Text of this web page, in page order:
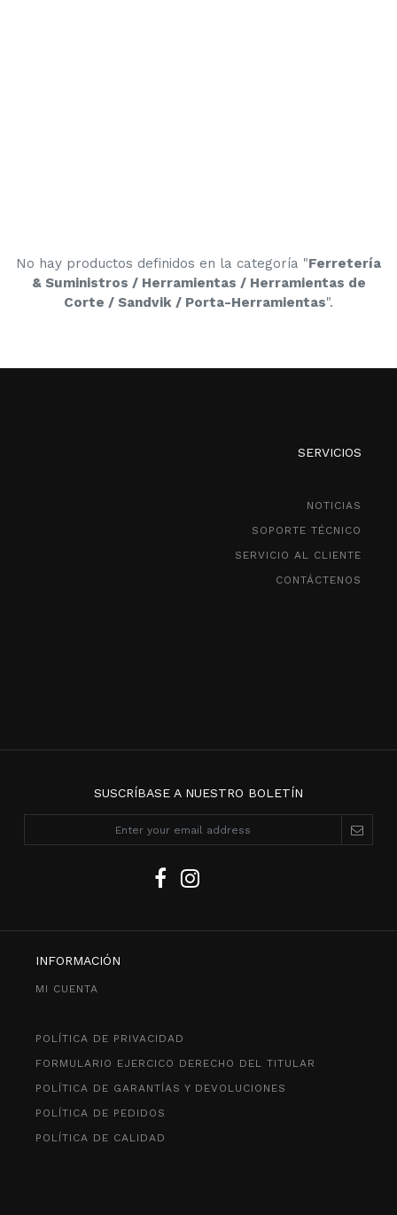
No hay productos definidos en la categoría "Ferretería
& Suministros / Herramientas / Herramientas de
Corte / Sandvik / Porta-Herramientas".
SERVICIOS
NOTICIAS
SOPORTE TÉCNICO
SERVICIO AL CLIENTE
CONTÁCTENOS
SUSCRÍBASE A NUESTRO BOLETÍN
INFORMACIÓN
MI CUENTA
POLÍTICA DE PRIVACIDAD
FORMULARIO EJERCICO DERECHO DEL TITULAR
POLÍTICA DE GARANTÍAS Y DEVOLUCIONES
POLÍTICA DE PEDIDOS
POLÍTICA DE CALIDAD